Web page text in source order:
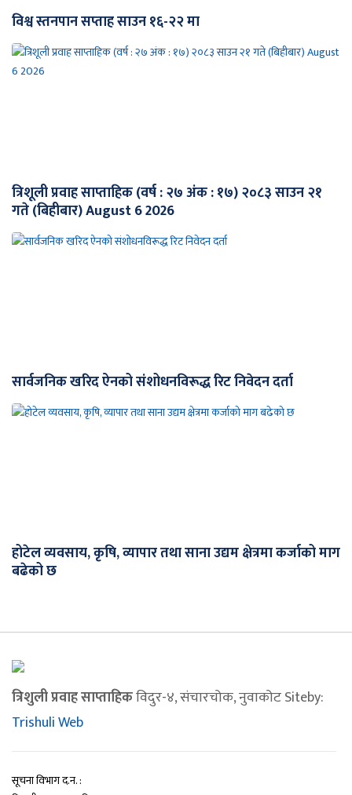
विश्व स्तनपान सप्ताह साउन १६-२२ मा
त्रिशूली प्रवाह साप्ताहिक (वर्ष : २७ अंक : १७) २०८३ साउन २१
गते (बिहीबार) August 6 2026
सार्वजनिक खरिद ऐनको संशोधनविरूद्ध रिट निवेदन दर्ता
होटेल व्यवसाय, कृषि, व्यापार तथा साना उद्यम क्षेत्रमा कर्जाको माग
बढेको छ
त्रिशुली प्रवाह साप्ताहिकविदुर-४, संचारचोक, नुवाकोट Siteby:
Trishuli Web
सूचना विभाग द.न. :